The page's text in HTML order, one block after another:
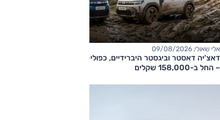
אלי שאולי, 09/08/2026
דאצ'יה דאסטר וביגסטר היברידיים, כפולי-הנעה עם תיבה אוטומטית
– החל ב-158,000 שקלים